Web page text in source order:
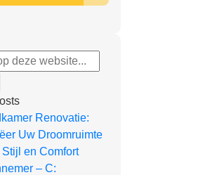
Renovatie:
Uw Droomruimte
Stijl en Comfort
– C: